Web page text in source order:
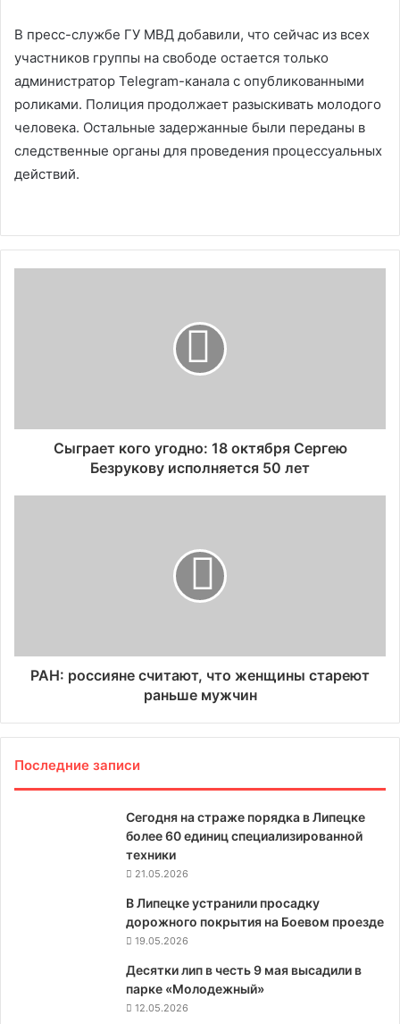
В пресс-службе ГУ МВД добавили, что сейчас из всех
участников группы на свободе остается только
администратор Telegram-канала с опубликованными
роликами. Полиция продолжает разыскивать молодого
человека. Остальные задержанные были переданы в
следственные органы для проведения процессуальных
действий.
Сыграет кого угодно: 18 октября Сергею
Безрукову исполняется 50 лет
РАН: россияне считают, что женщины стареют
раньше мужчин
Последние записи
Сегодня на страже порядка в Липецке
более 60 единиц специализированной
техники
21.05.2026
В Липецке устранили просадку
дорожного покрытия на Боевом проезде
19.05.2026
Десятки лип в честь 9 мая высадили в
парке «Молодежный»
12.05.2026